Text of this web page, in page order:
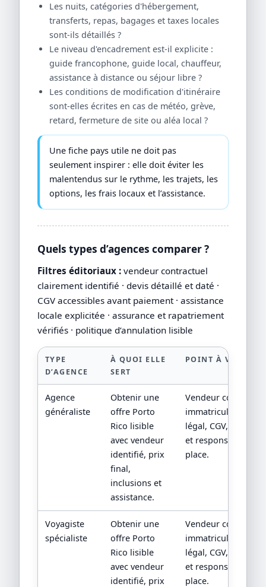
Les nuits, catégories d'hébergement,
transferts, repas, bagages et taxes locales
sont-ils détaillés ?
Le niveau d'encadrement est-il explicite :
guide francophone, guide local, chauffeur,
assistance à distance ou séjour libre ?
Les conditions de modification d'itinéraire
sont-elles écrites en cas de météo, grève,
retard, fermeture de site ou aléa local ?
Une fiche pays utile ne doit pas
seulement inspirer : elle doit éviter les
malentendus sur le rythme, les trajets, les
options, les frais locaux et l’assistance.
Quels types d’agences comparer ?
Filtres éditoriaux : vendeur contractuel
clairement identifié · devis détaillé et daté ·
CGV accessibles avant paiement · assistance
locale explicitée · assurance et rapatriement
vérifiés · politique d’annulation lisible
TYPE
D’AGENCE
À QUOI ELLE
SERT
POINT À VÉRIFIER
Agence
généraliste
Obtenir une
offre Porto
Rico lisible
avec vendeur
identifié, prix
final,
inclusions et
assistance.
Vendeur
immatriculation/
légal, CGV,
et responsabilité
place.
Voyagiste
spécialiste
Obtenir une
offre Porto
Rico lisible
avec vendeur
identifié, prix
Vendeur
immatriculation/
légal, CGV,
et responsabilité
place.